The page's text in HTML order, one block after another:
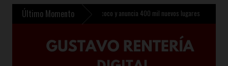
Último Momento
Nacional en Texcoco y anuncia 400 mil nuevos lugares »SON 6 LOS